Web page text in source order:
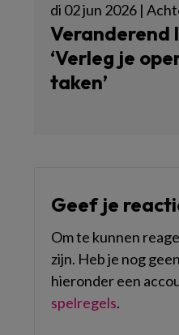
di 02 jun 2026 |
Veranderend
‘Verleg je
taken’
Geef je
Om te kunnen
zijn. Heb je nog
hieronder een
spelregels.